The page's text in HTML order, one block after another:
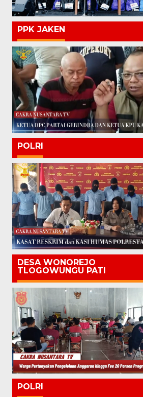
PPK JAKEN
POLRI
DESA WONOREJO
TLOGOWUNGU PATI
POLRI